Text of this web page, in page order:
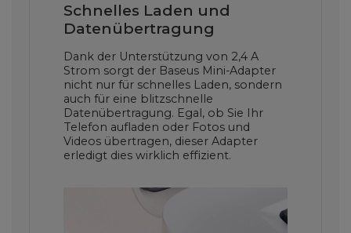
Schnelles Laden und
Datenübertragung
Dank der Unterstützung von 2,4 A
Strom sorgt der Baseus Mini-Adapter
nicht nur für schnelles Laden, sondern
auch für eine blitzschnelle
Datenübertragung. Egal, ob Sie Ihr
Telefon aufladen oder Fotos und
Videos übertragen, dieser Adapter
erledigt dies wirklich effizient.